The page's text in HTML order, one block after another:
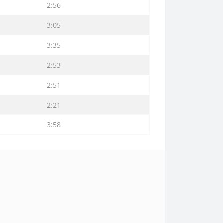
2:56
3:05
3:35
2:53
2:51
2:21
3:58